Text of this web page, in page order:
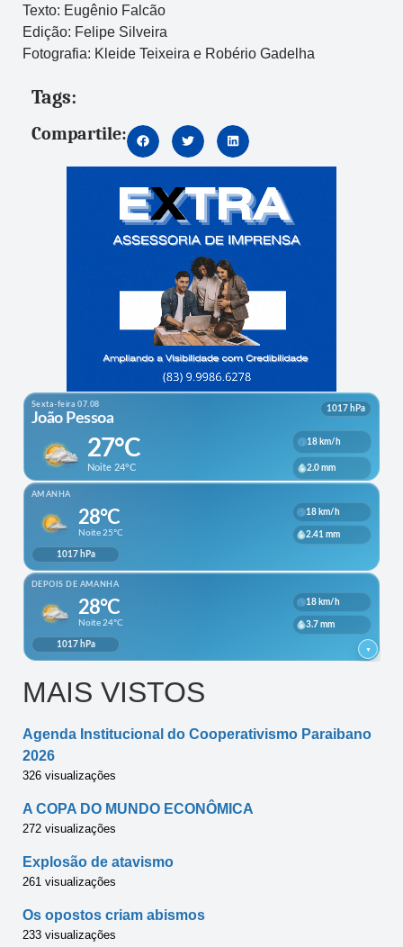
Texto: Eugênio Falcão
Edição: Felipe Silveira
Fotografia: Kleide Teixeira e Robério Gadelha
Tags:
Compartile:
MAIS VISTOS
Agenda Institucional do Cooperativismo Paraibano
2026
326 visualizações
A COPA DO MUNDO ECONÔMICA
272 visualizações
Explosão de atavismo
261 visualizações
Os opostos criam abismos
233 visualizações